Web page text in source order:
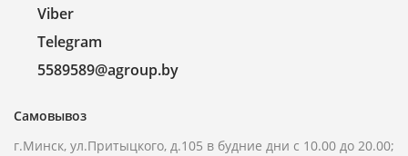
Viber
Telegram
5589589@agroup.by
Самовывоз
г.Минск, ул.Притыцкого, д.105 в будние дни с 10.00 до 20.00;